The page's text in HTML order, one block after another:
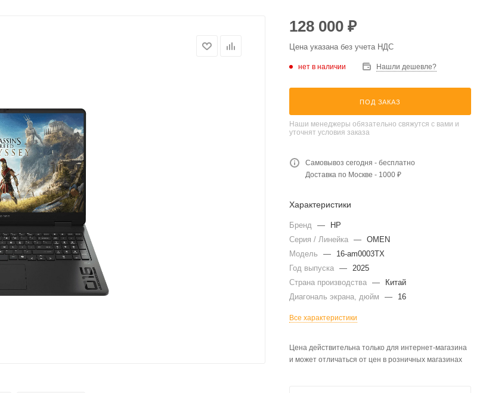
128 000 ₽
Цена указана без учета НДС
нет в наличии Нашли дешевле?
ПОД ЗАКАЗ
Наши менеджеры обязательно свяжутся с вами и
уточнят условия заказа
Самовывоз сегодня - бесплатно
Доставка по Москве - 1000 ₽
Характеристики
Бренд —
HP
Серия / Линейка — OMEN
Модель
—
16-am0003TX
Год выпуска — 2025
Страна производства —
Китай
Диагональ экрана, дюйм
— 16
Все характеристики
Цена действительна только для интернет-магазина
и может отличаться от цен в розничных магазинах